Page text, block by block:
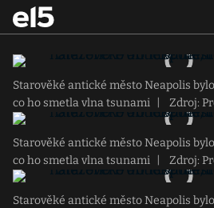
Starověké antické město Neapolis
co ho smetla vlna tsunami
Zdroj:
Starověké antické město Neapolis
co ho smetla vlna tsunami
Zdroj:
Starověké antické město Neapolis